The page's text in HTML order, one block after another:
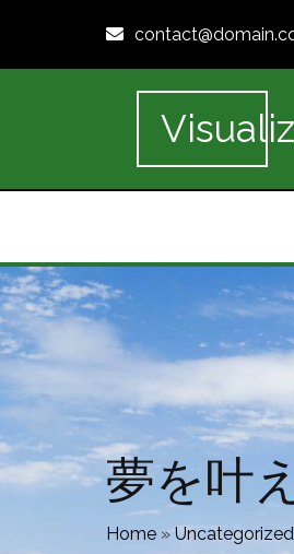
夢を叶
Home » Uncategorized